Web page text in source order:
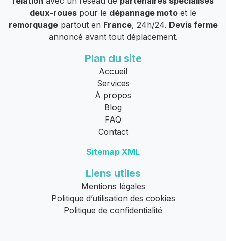
deux-roues pour le dépannage moto et le
remorquagepartout en France, 24h/24. Devis ferme
annoncé avant tout déplacement.
Plan du site
Accueil
Services
À propos
Blog
FAQ
Contact
Sitemap XML
Liens utiles
Mentions légales
Politique d’utilisation des cookies
Politique de confidentialité